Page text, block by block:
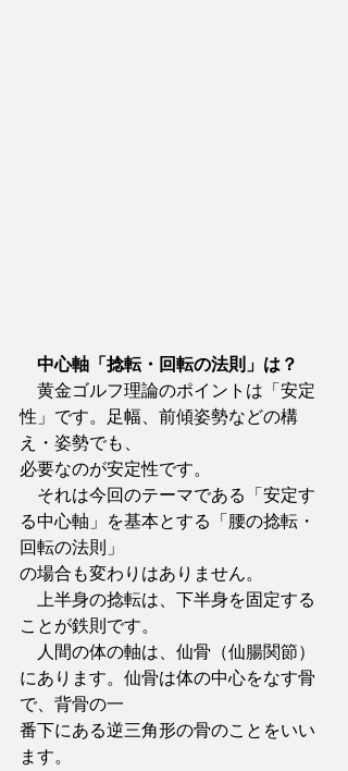
中心軸「捻転・回転の法則」は？
黄金ゴルフ理論のポイントは「安定
性」です。足幅、前傾姿勢などの構
え・姿勢でも、
必要なのが安定性です。
それは今回のテーマである「安定す
る中心軸」を基本とする「腰の捻転・
回転の法則」
の場合も変わりはありません。
上半身の捻転は、下半身を固定する
ことが鉄則です。
人間の体の軸は、仙骨（仙腸関節）
にあります。仙骨は体の中心をなす骨
で、背骨の一
番下にある逆三角形の骨のことをいい
ます。